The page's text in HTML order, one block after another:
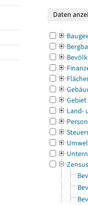
Gebiet
Land-
Zensus